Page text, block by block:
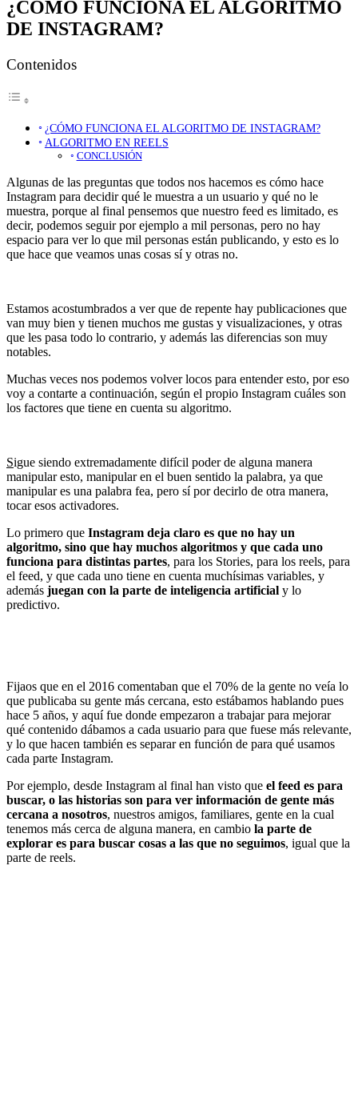
¿CÓMO FUNCIONA EL ALGORITMO
DE INSTAGRAM?
Contenidos
¿CÓMO FUNCIONA EL ALGORITMO DE INSTAGRAM?
ALGORITMO EN REELS
CONCLUSIÓN
Algunas de las preguntas que todos nos hacemos es cómo hace
Instagram para decidir qué le muestra a un usuario y qué no le
muestra, porque al final pensemos que nuestro feed es limitado, es
decir, podemos seguir por ejemplo a mil personas, pero no hay
espacio para ver lo que mil personas están publicando, y esto es lo
que hace que veamos unas cosas sí y otras no.
Estamos acostumbrados a ver que de repente hay publicaciones que
van muy bien y tienen muchos me gustas y visualizaciones, y otras
que les pasa todo lo contrario, y además las diferencias son muy
notables.
Muchas veces nos podemos volver locos para entender esto, por eso
voy a contarte a continuación, según el propio Instagram cuáles son
los factores que tiene en cuenta su algoritmo.
Sigue siendo extremadamente difícil poder de alguna manera
manipular esto, manipular en el buen sentido la palabra, ya que
manipular es una palabra fea, pero sí por decirlo de otra manera,
tocar esos activadores.
Lo primero que Instagram deja claro es que no hay un
algoritmo, sino que hay muchos algoritmos y que cada uno
funciona para distintas partes, para los Stories, para los reels, para
el feed, y que cada uno tiene en cuenta muchísimas variables, y
además juegan con la parte de inteligencia artificial y lo
predictivo.
Fijaos que en el 2016 comentaban que el 70% de la gente no veía lo
que publicaba su gente más cercana, esto estábamos hablando pues
hace 5 años, y aquí fue donde empezaron a trabajar para mejorar
qué contenido dábamos a cada usuario para que fuese más relevante,
y lo que hacen también es separar en función de para qué usamos
cada parte Instagram.
Por ejemplo, desde Instagram al final han visto que el feed es para
buscar, o las historias son para ver información de gente más
cercana a nosotros, nuestros amigos, familiares, gente en la cual
tenemos más cerca de alguna manera, en cambio la parte de
explorar es para buscar cosas a las que no seguimos, igual que la
parte de reels.